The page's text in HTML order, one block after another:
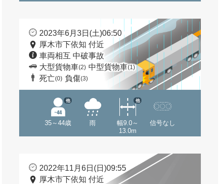
2023年6月3日(土)06:50
厚木市下依知 付近
車両相互 中破事故
大型貨物車(2) 中型貨物車(1)
死亡(0) 負傷(3)
35～44歳
他
雨
幅9.0～
13.0m
他
信号なし
2022年11月6日(日)09:55
厚木市下依知 付近